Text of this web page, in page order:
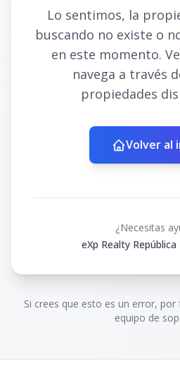
Lo sentimos, la
buscando no existe o
en este momento.
navega a través
propiedades
Volver al
¿Necesitas
eXp Realty
Si crees que esto es un error,
equipo de